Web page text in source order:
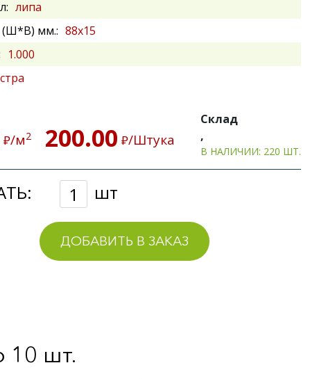
липа
(Ш*В) мм.: 88х15
1.000
₽/м2 200.00 ₽/Штука
Склад
,
В НАЛИЧИИ: 220 ШТ.
шт
ДОБАВИТЬ В ЗАКАЗ
10 шт.